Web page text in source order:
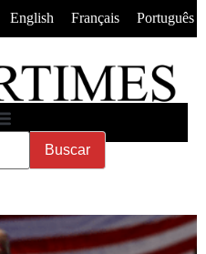
English Français Português